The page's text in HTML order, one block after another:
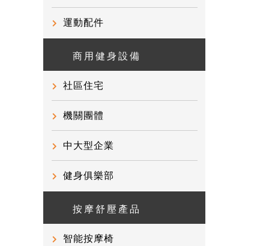
運動配件
商用健身設備
社區住宅
機關團體
中大型企業
健身俱樂部
按摩舒壓產品
智能按摩椅